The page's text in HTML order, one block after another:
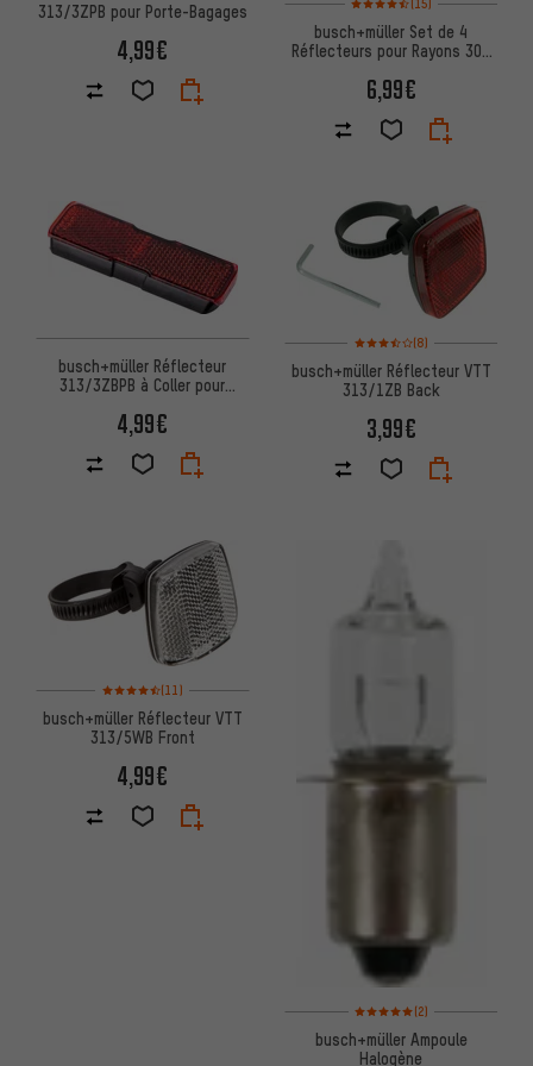
313/3ZPB pour Porte-Bagages
4,99€
busch+müller Set de 4
Réflecteurs pour Rayons 309
6,99€
busch+müller Réflecteur
313/3ZBPB à Coller pour
4,99€
Note moyenne : 3,5 sur 5
(8)
busch+müller Réflecteur VTT
313/1ZB Back
3,99€
Note moyenne : 4,5 sur 5 d'après 11 avis
(11)
busch+müller Réflecteur VTT
313/5WB Front
4,99€
Note moyenne : 5 sur 5
(2)
busch+müller Ampoule
Halogène